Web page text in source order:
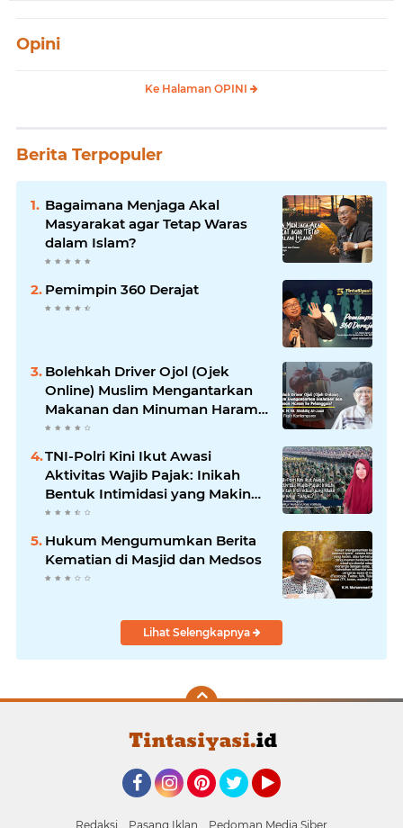
Opini
Ke Halaman OPINI
Berita Terpopuler
Bagaimana Menjaga Akal
Masyarakat agar Tetap Waras
dalam Islam?
Pemimpin 360 Derajat
Bolehkah Driver Ojol (Ojek
Online) Muslim Mengantarkan
Makanan dan Minuman Haram
ke Pelanggan?
TNI-Polri Kini Ikut Awasi
Aktivitas Wajib Pajak: Inikah
Bentuk Intimidasi yang Makin
Menekan Rakyat?
Hukum Mengumumkan Berita
Kematian di Masjid dan Medsos
Lihat Selengkapnya
Redaksi Pasang Iklan Pedoman Media Siber